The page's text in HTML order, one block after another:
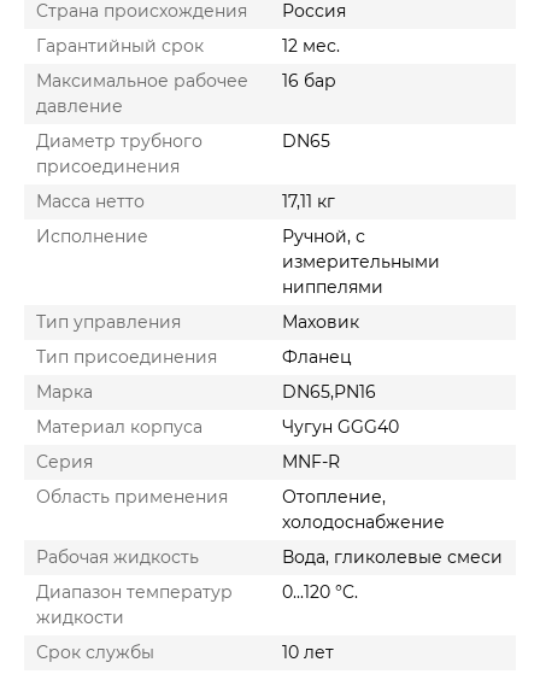
Cтрана происхождения
Россия
Гарантийный срок
12 мес.
Максимальное рабочее
давление
16 бар
Диаметр трубного
присоединения
DN65
Масса нетто
17,11 кг
Исполнение
Ручной, с
измерительными
ниппелями
Тип управления
Маховик
Тип присоединения
Фланец
Марка
DN65,PN16
Материал корпуса
Чугун GGG40
Серия
MNF-R
Область применения
Отопление,
холодоснабжение
Рабочая жидкость
Вода, гликолевые смеси
Диапазон температур
жидкости
0...120 °C.
Срок службы
10 лет